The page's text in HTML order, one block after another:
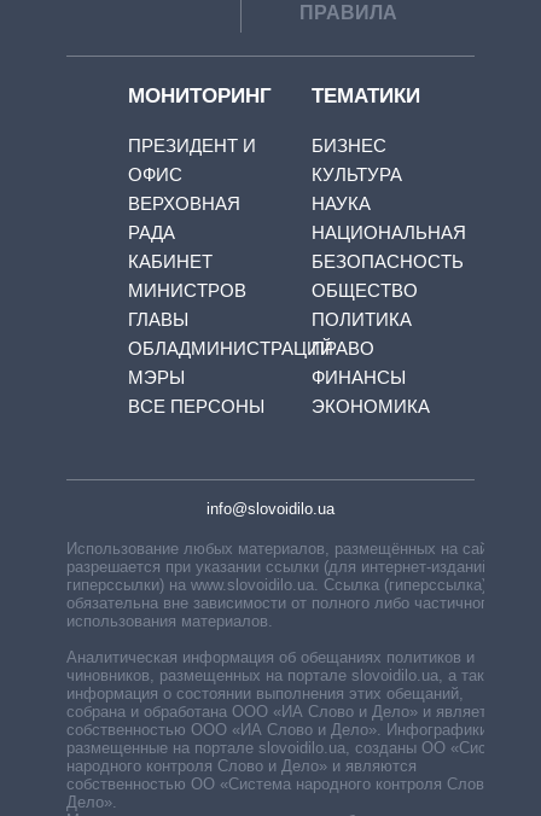
ПРАВИЛА
МОНИТОРИНГ
ПРЕЗИДЕНТ И
ОФИС
ВЕРХОВНАЯ
РАДА
КАБИНЕТ
МИНИСТРОВ
ГЛАВЫ
ОБЛАДМИНИСТРАЦИЙ
МЭРЫ
ВСЕ ПЕРСОНЫ
ТЕМАТИКИ
БИЗНЕС
КУЛЬТУРА
НАУКА
НАЦИОНАЛЬНАЯ
БЕЗОПАСНОСТЬ
ОБЩЕСТВО
ПОЛИТИКА
ПРАВО
ФИНАНСЫ
ЭКОНОМИКА
info@slovoidilo.ua
Использование любых материалов, размещённых на сайте,
разрешается при указании ссылки (для интернет-изданий —
гиперссылки) на www.slovoidilo.ua. Ссылка (гиперссылка)
обязательна вне зависимости от полного либо частичного
использования материалов.
Аналитическая информация об обещаниях политиков и
чиновников, размещенных на портале slovoidilo.ua, а также
информация о состоянии выполнения этих обещаний,
собрана и обработана ООО «ИА Слово и Дело» и является
собственностью ООО «ИА Слово и Дело». Инфографики,
размещенные на портале slovoidilo.ua, созданы ОО «Система
народного контроля Слово и Дело» и являются
собственностью ОО «Система народного контроля Слово и
Дело».